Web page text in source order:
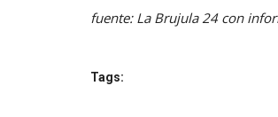
fuente: La Brujula 24 con
Tags: